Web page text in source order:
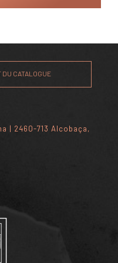
CATALOGUE
| 2460-713 Alcobaça,